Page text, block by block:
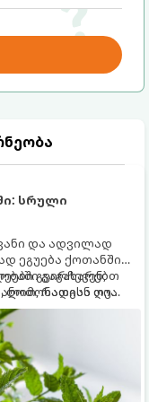
სრული
და ადვილად
ეგუება ქოთანში
გვირჩევენ,
რადგან ღია
ძალიან
ავიწროებს.
გაგახარებთ
ლიმონათისა თუ